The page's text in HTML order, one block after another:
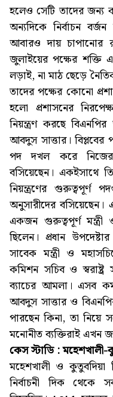
হলেও সেটি তাদের জন্য
অন্যদিকে নির্বাচন
আবারও দায় চাপানোর
জুলাইয়ের পক্ষের শক্তি
লড়াই, না মাঠ ছেড়ে
তাদের পক্ষের কোনো
হলো প্রশাসনের
নিয়ন্ত্রণ করছে বিএনপির
আবদুস সাত্তার। বিপ্লবের
পদ দখল করে নিজের
বসিয়েছেন। একইসাথে
নিয়ন্ত্রণের গুরুত্বপূর্ণ
অনুসারীদের বসিয়েছেন।
একজন গুরুত্বপূর্ণ মন্ত্রী
ছিলেন। প্রধান
সাবেক মন্ত্রী ও
কমিশন সচিব ও
ব্যাচের আমলা। এসব
আবদুস সাত্তার ও
পারছেন কিনা, তা নিয়ে
মনোনীত ব্যক্তিরাই এখন
কেস স্টাডি : মহেশখালী-
মহেশখালী ও কুতুবদিয়া
নির্বাচনী দিক থেকে